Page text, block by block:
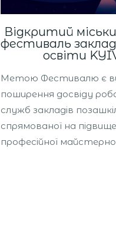
Відкритий
фестиваль
освіти
Метою Фестивалю є
поширення досвіду
служб закладів
спрямованої на
професійної